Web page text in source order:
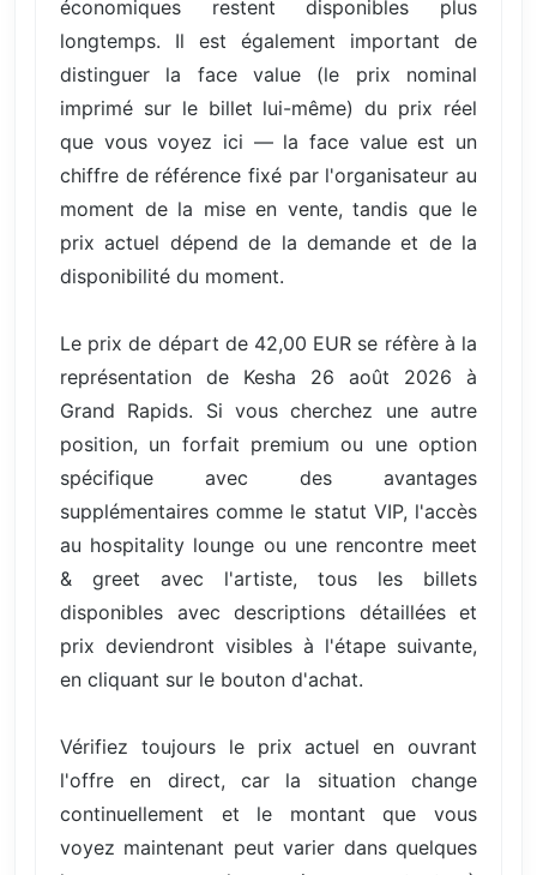
économiques restent disponibles plus
longtemps. Il est également important de
distinguer la face value (le prix nominal
imprimé sur le billet lui-même) du prix réel
que vous voyez ici — la face value est un
chiffre de référence fixé par l'organisateur au
moment de la mise en vente, tandis que le
prix actuel dépend de la demande et de la
disponibilité du moment.
Le prix de départ de 42,00 EUR se réfère à la
représentation de Kesha 26 août 2026 à
Grand Rapids. Si vous cherchez une autre
position, un forfait premium ou une option
spécifique avec des avantages
supplémentaires comme le statut VIP, l'accès
au hospitality lounge ou une rencontre meet
& greet avec l'artiste, tous les billets
disponibles avec descriptions détaillées et
prix deviendront visibles à l'étape suivante,
en cliquant sur le bouton d'achat.
Vérifiez toujours le prix actuel en ouvrant
l'offre en direct, car la situation change
continuellement et le montant que vous
voyez maintenant peut varier dans quelques